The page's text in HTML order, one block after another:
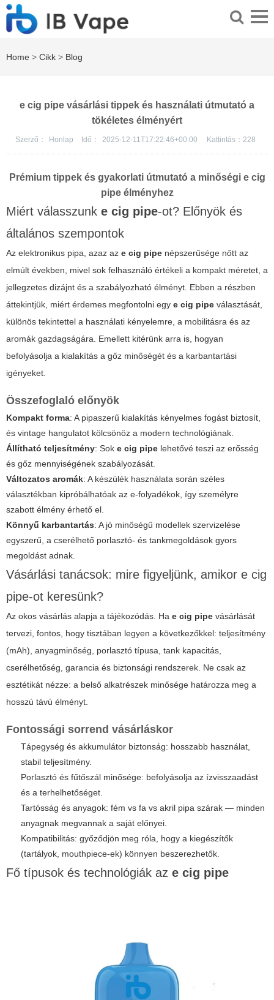
Home > Cikk > Blog
e cig pipe vásárlási tippek és használati útmutató a
tökéletes élményért
Szerző： Honlap Idő： 2025-12-11T17:22:46+00:00 Kattintás： 228
Prémium tippek és gyakorlati útmutató a minőségi e cig
pipe élményhez
Miért válasszunk e cig pipe-ot? Előnyök és
általános szempontok
Az elektronikus pipa, azaz az e cig pipe népszerűsége nőtt az
elmúlt években, mivel sok felhasználó értékeli a kompakt méretet, a
jellegzetes dizájnt és a szabályozható élményt. Ebben a részben
áttekintjük, miért érdemes megfontolni egy e cig pipe választását,
különös tekintettel a használati kényelemre, a mobilitásra és az
aromák gazdagságára. Emellett kitérünk arra is, hogyan
befolyásolja a kialakítás a gőz minőségét és a karbantartási
igényeket.
Összefoglaló előnyök
Kompakt forma: A pipaszerű kialakítás kényelmes fogást biztosít,
és vintage hangulatot kölcsönöz a modern technológiának.
Állítható teljesítmény: Sok e cig pipe lehetővé teszi az erősség
és gőz mennyiségének szabályozását.
Változatos aromák: A készülék használata során széles
választékban kipróbálhatóak az e-folyadékok, így személyre
szabott élmény érhető el.
Könnyű karbantartás: A jó minőségű modellek szervizelése
egyszerű, a cserélhető porlasztó- és tankmegoldások gyors
megoldást adnak.
Vásárlási tanácsok: mire figyeljünk, amikor e cig
pipe-ot keresünk?
Az okos vásárlás alapja a tájékozódás. Ha e cig pipe vásárlását
tervezi, fontos, hogy tisztában legyen a következőkkel: teljesítmény
(mAh), anyagminőség, porlasztó típusa, tank kapacitás,
cserélhetőség, garancia és biztonsági rendszerek. Ne csak az
esztétikát nézze: a belső alkatrészek minősége határozza meg a
hosszú távú élményt.
Fontossági sorrend vásárláskor
Tápegység és akkumulátor biztonság: hosszabb használat,
stabil teljesítmény.
Porlasztó és fűtőszál minősége: befolyásolja az ízvisszaadást
és a terhelhetőséget.
Tartósság és anyagok: fém vs fa vs akril pipa szárak — minden
anyagnak megvannak a saját előnyei.
Kompatibilitás: győződjön meg róla, hogy a kiegészítők
(tartályok, mouthpiece-ek) könnyen beszerezhetők.
Fő típusok és technológiák az e cig pipe